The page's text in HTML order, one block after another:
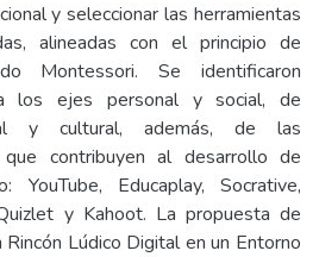
y seleccionar las herramientas
alineadas con el principio de
Montessori. Se identificaron
los ejes personal y social, de
y cultural, además, de las
contribuyen al desarrollo de
YouTube, Educaplay, Socrative,
y Kahoot. La propuesta de
Lúdico Digital en un Entorno